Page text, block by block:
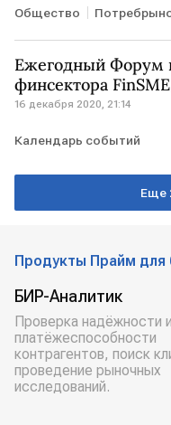
Общество
Экономика масло
цены на
Ежегодный Форум
финсектора
16 декабря 2020, 21:14
Календарь событий
Еще
Продукты Прайм для
БИР-Аналитик
Проверка надёжности и
платёжеспособности
контрагентов, поиск
проведение рыночных
исследований.